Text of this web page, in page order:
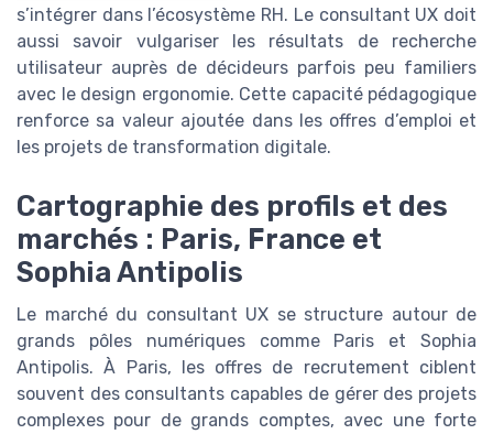
s’intégrer dans l’écosystème RH. Le consultant UX doit
aussi savoir vulgariser les résultats de recherche
utilisateur auprès de décideurs parfois peu familiers
avec le design ergonomie. Cette capacité pédagogique
renforce sa valeur ajoutée dans les offres d’emploi et
les projets de transformation digitale.
Cartographie des profils et des
marchés : Paris, France et
Sophia Antipolis
Le marché du consultant UX se structure autour de
grands pôles numériques comme Paris et Sophia
Antipolis. À Paris, les offres de recrutement ciblent
souvent des consultants capables de gérer des projets
complexes pour de grands comptes, avec une forte